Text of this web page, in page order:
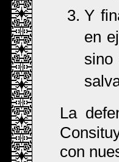
Y
en
La
con